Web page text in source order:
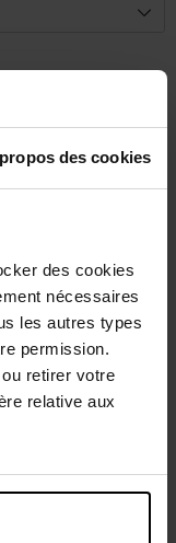
des cookies
des cookies
nécessaires
les autres types
permission.
retirer votre
relative aux
beschikbaar
55€